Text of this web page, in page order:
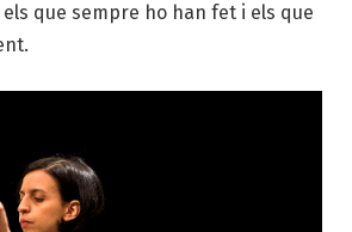
que sempre ho han fet i els que